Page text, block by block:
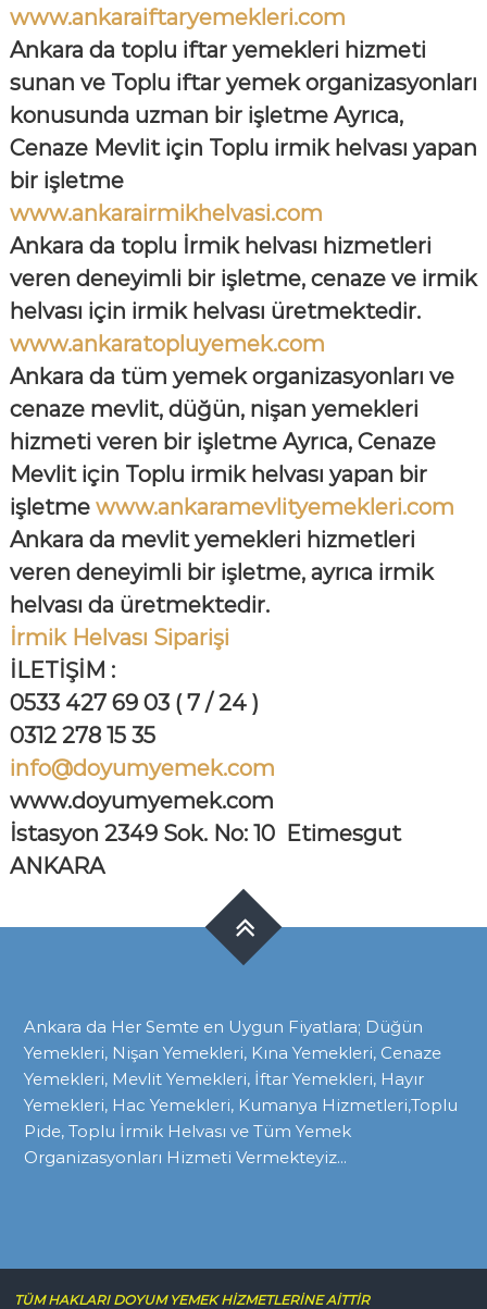
www.ankaraiftaryemekleri.com
Ankara da toplu iftar yemekleri hizmeti
sunan ve Toplu iftar yemek organizasyonları
konusunda uzman bir işletme Ayrıca,
Cenaze Mevlit için Toplu irmik helvası yapan
bir işletme
www.ankarairmikhelvasi.com
Ankara da toplu İrmik helvası hizmetleri
veren deneyimli bir işletme, cenaze ve irmik
helvası için irmik helvası üretmektedir.
www.ankaratopluyemek.com
Ankara da tüm yemek organizasyonları ve
cenaze mevlit, düğün, nişan yemekleri
hizmeti veren bir işletme Ayrıca, Cenaze
Mevlit için Toplu irmik helvası yapan bir
işletme www.ankaramevlityemekleri.com
Ankara da mevlit yemekleri hizmetleri
veren deneyimli bir işletme, ayrıca irmik
helvası da üretmektedir.
İrmik Helvası Siparişi
İLETİŞİM :
0533 427 69 03 ( 7 / 24 )
0312 278 15 35
info@doyumyemek.com
www.doyumyemek.com
İstasyon 2349 Sok. No: 10 Etimesgut
ANKARA
Ankara da Her Semte en Uygun Fiyatlara; Düğün
Yemekleri, Nişan Yemekleri, Kına Yemekleri, Cenaze
Yemekleri, Mevlit Yemekleri, İftar Yemekleri, Hayır
Yemekleri, Hac Yemekleri, Kumanya Hizmetleri,Toplu
Pide, Toplu İrmik Helvası ve Tüm Yemek
Organizasyonları Hizmeti Vermekteyiz...
TÜM HAKLARI DOYUM YEMEK HİZMETLERİNE AİTTİR